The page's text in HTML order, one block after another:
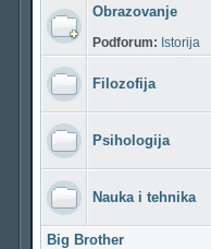
Obrazovanje
Podforum: Istorija
Filozofija
Psihologija
Nauka i tehnika
Big Brother